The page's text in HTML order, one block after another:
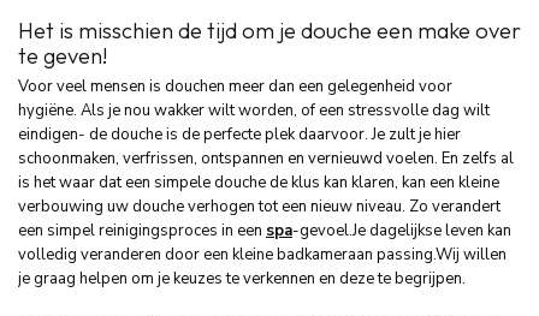
Het is misschien de tijd om je douche een make over
te geven!
Voor veel mensen is douchen meer dan een gelegenheid voor
hygiëne. Als je nou wakker wilt worden, of een stressvolle dag wilt
eindigen- de douche is de perfecte plek daarvoor. Je zult je hier
schoonmaken, verfrissen, ontspannen en vernieuwd voelen. En zelfs al
is het waar dat een simpele douche de klus kan klaren, kan een kleine
verbouwing uw douche verhogen tot een nieuw niveau. Zo verandert
een simpel reinigingsproces in een spa-gevoel.Je dagelijkse leven kan
volledig veranderen door een kleine badkameraan passing.Wij willen
je graag helpen om je keuzes te verkennen en deze te begrijpen.